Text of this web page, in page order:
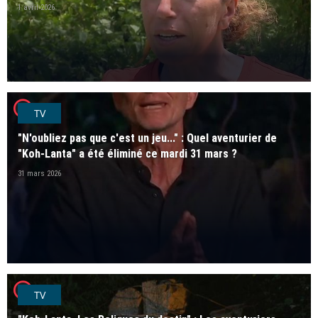
1 avril 2026
player2TV
"N'oubliez pas que c'est un jeu..." : Quel aventurier de
"Koh-Lanta" a été éliminé ce mardi 31 mars ?
31 mars 2026
player2TV